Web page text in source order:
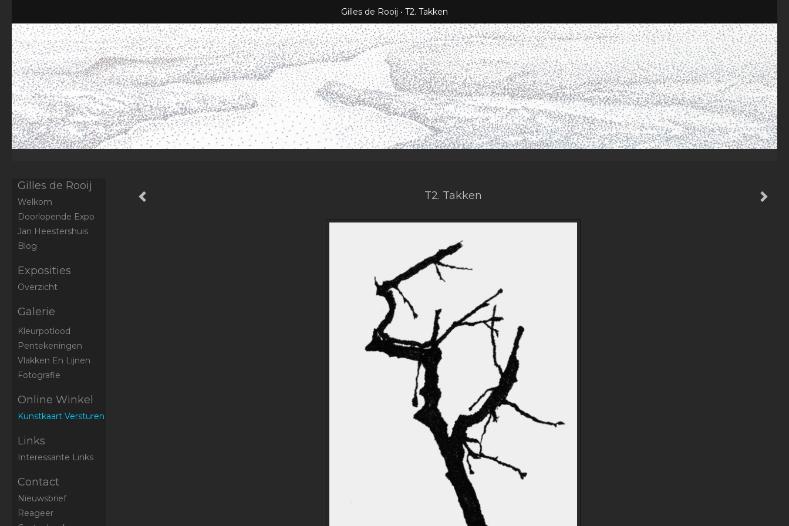
Gilles de Rooij T2. Takken
T2. Takken
Gilles de Rooij
Welkom
Doorlopende Expo
Jan Heestershuis
Blog
Exposities
Overzicht
Galerie
Kleurpotlood
Pentekeningen
Vlakken En Lijnen
Fotografie
Online Winkel
Kunstkaart Versturen
Links
Interessante Links
Contact
Nieuwsbrief
Reageer